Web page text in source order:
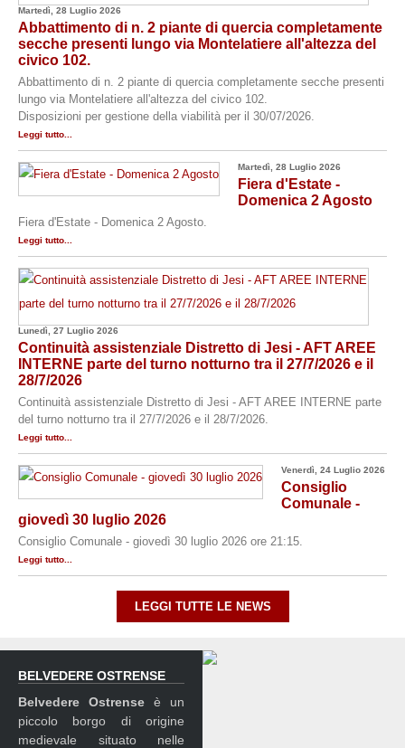
Martedì, 28 Luglio 2026
Abbattimento di n. 2 piante di quercia completamente
secche presenti lungo via Montelatiere all'altezza del
civico 102.
Abbattimento di n. 2 piante di quercia completamente secche presenti
lungo via Montelatiere all'altezza del civico 102.
Disposizioni per gestione della viabilità per il 30/07/2026.
Leggi tutto...
Martedì, 28 Luglio 2026
Fiera d'Estate -
Domenica 2 Agosto
Fiera d'Estate - Domenica 2 Agosto.
Leggi tutto...
Lunedì, 27 Luglio 2026
Continuità assistenziale Distretto di Jesi - AFT AREE
INTERNE parte del turno notturno tra il 27/7/2026 e il
28/7/2026
Continuità assistenziale Distretto di Jesi - AFT AREE INTERNE parte
del turno notturno tra il 27/7/2026 e il 28/7/2026.
Leggi tutto...
Venerdì, 24 Luglio 2026
Consiglio
Comunale -
giovedì 30 luglio 2026
Consiglio Comunale - giovedì 30 luglio 2026 ore 21:15.
Leggi tutto...
LEGGI TUTTE LE NEWS
BELVEDERE OSTRENSE
Belvedere Ostrense è un
piccolo borgo di origine
medievale situato nelle